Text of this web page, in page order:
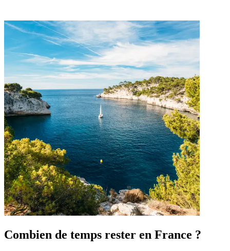
Combien de temps rester en France ?